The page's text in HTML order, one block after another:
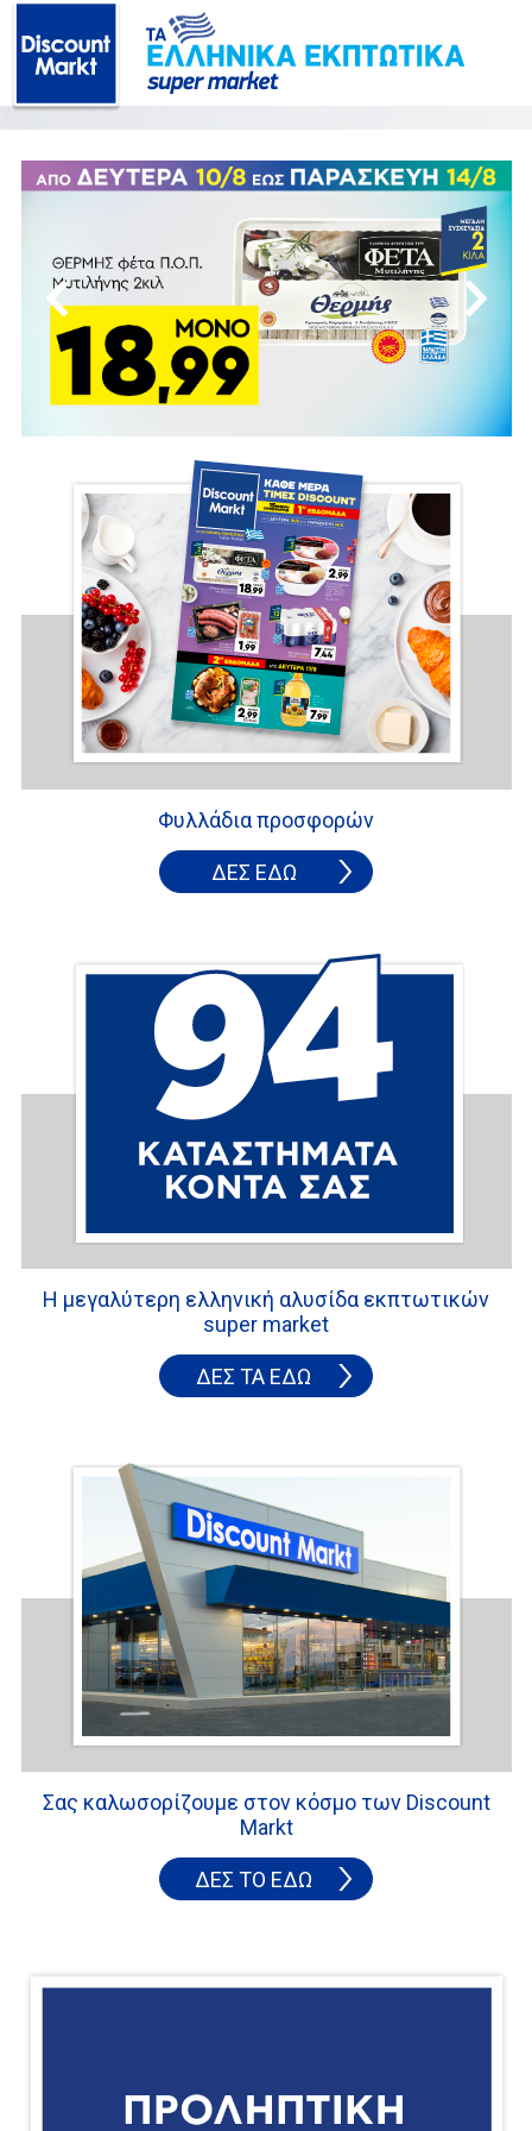
Discount market
Φυλλάδια προσφορών
ΔΕΣ ΕΔΩ
Η μεγαλύτερη ελληνική αλυσίδα εκπτωτικών
super market
ΔΕΣ ΤΑ ΕΔΩ
Σας καλωσορίζουμε στον κόσμο των Discount
Markt
ΔΕΣ ΤΟ ΕΔΩ